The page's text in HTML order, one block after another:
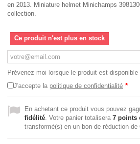
en 2013. Miniature helmet Minichamps
collection.
Ce produit n'est plus en stock
Prévenez-moi lorsque le produit est disponible
J'accepte la politique de confidentialité *
En achetant ce produit vous pouvez
fidélité. Votre panier totalisera 7 points
transformé(s) en un bon de réduction de